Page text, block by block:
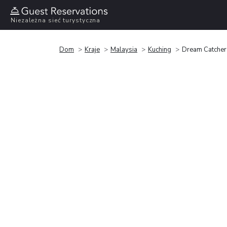
Niezależna sieć turystyczna
Dom Kraje Malaysia Kuching Dream